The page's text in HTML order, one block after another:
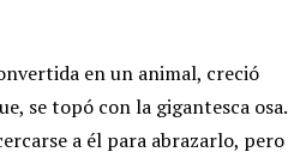
en un animal, creció
se topó con la gigantesca osa.
a él para abrazarlo, pero